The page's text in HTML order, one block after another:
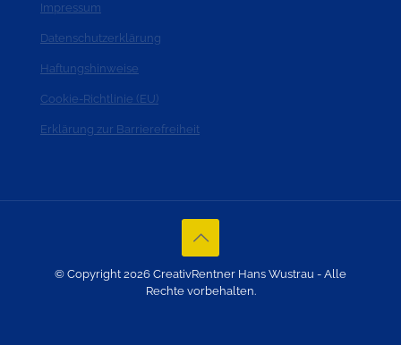
Impressum
Datenschutzerklärung
Haftungshinweise
Cookie-Richtlinie (EU)
Erklärung zur Barrierefreiheit
© Copyright 2026 CreativRentner Hans Wustrau - Alle
Rechte vorbehalten.